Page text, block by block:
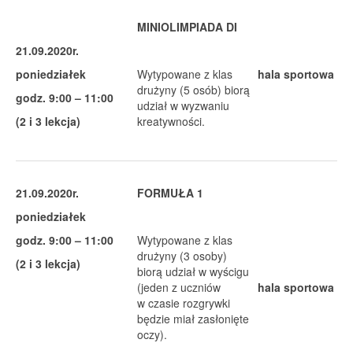
21.09.2020r.
poniedziałek
godz. 9:00 – 11:00
(2 i 3 lekcja)
MINIOLIMPIADA DI
Wytypowane z klas
drużyny (5 osób) biorą
udział w wyzwaniu
kreatywności.
hala sportowa
21.09.2020r.
poniedziałek
godz. 9:00 – 11:00
(2 i 3 lekcja)
FORMUŁA 1
Wytypowane z klas
drużyny (3 osoby)
biorą udział w wyścigu
(jeden z uczniów
w czasie rozgrywki
będzie miał zasłonięte
oczy).
hala sportowa